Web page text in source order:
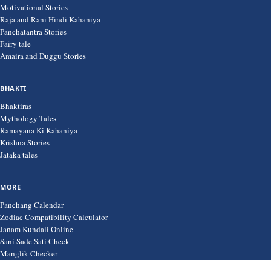
Motivational Stories
Raja and Rani Hindi Kahaniya
Panchatantra Stories
Fairy tale
Amaira and Duggu Stories
BHAKTI
Bhaktiras
Mythology Tales
Ramayana Ki Kahaniya
Krishna Stories
Jataka tales
MORE
Panchang Calendar
Zodiac Compatibility Calculator
Janam Kundali Online
Sani Sade Sati Check
Manglik Checker